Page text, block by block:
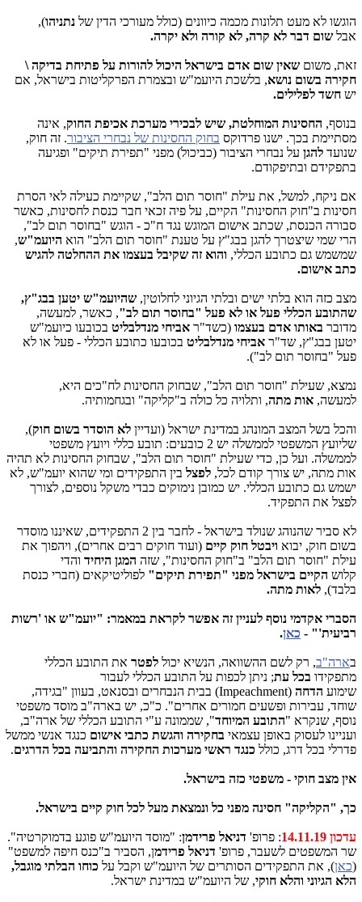
הוגשו לא מעט תלונות מכמה כיוונים (כולל מעורכי הדין של נתניהו),
אבל שום דבר לא קרה, לא קורה ולא יקרה.
זאת, משום שאין שום אדם בישראל היכול להורות על פתיחת בדיקה \
חקירה בשום נושא, בלשכת היועמ"ש ובצמרת הפרקליטות בישראל, אם
יש חשד לפלילים.
בנוסף, החסינות המוחלטת, שיש לבכירי מערכת אכיפת החוק, אינה
מסתיימת בכך. ישנו פרדוקס בחוק החסינות של נבחרי הציבור. זה חוק,
שנועד להגן על נבחרי הציבור (כביכול) מפני "תפירת תיקים" ופגיעה
בתפקידם ובתיפקודם.
אם ניקח, למשל, את עילת "חוסר תום הלב", שקיימת כעילה לאי הסרת
חסינות ב"חוק החסינות" הקיים, על פיה זכאי חבר כנסת לחסינות, כאשר
סבורה הכנסת, שכתב אישום המוגש נגד ח"כ - הוגש "בחוסר תום לב",
הרי שמי שיצטרך להגן בבג"ץ על טענת "חוסר תום הלב" הוא היועמ"ש,
שמשמש גם כתובע הכללי, והוא זה שקיבל בעצמו את ההחלטה להגיש
כתב אישום.
מצב כזה הוא בלתי ישים ובלתי הגיוני לחלוטין, שהיועמ"ש יטען בבג"ץ,
שהתובע הכללי פעל או לא פעל "בחוסר תום לב", כאשר, למעשה,
מדובר באותו אדם בעצמו (כשד"ר אביחי מנדלבליט בכובעו כיועמ"ש
יטען בבג"ץ, שד"ר אביחי מנדלבליט בכובעו כתובע הכללי - פעל או לא
פעל "בחוסר תום לב").
נמצא, שעילת "חוסר תום הלב", שבחוק החסינות לח"כים היא,
למעשה, אות מתה, ותלויה כל כולה ב"קליקה" ובגחמותיה.
והכל בשל המצב המונהג במדינת ישראל (ועדיין לא הוסדר בשום חוק),
שליועץ המשפטי לממשלה יש 2 כובעים: תובע כללי ויועץ משפטי
לממשלה. ועל כן, כדי שעילת "חוסר תום הלב", שבחוק החסינות לא תהיה
אות מתה, יש צורך קודם לכל, לפצל בין התפקידים ומי שהוא יועמ"ש, לא
ישמש גם כתובע הכללי. יש כמובן נימוקים כבדי משקל נוספים, לצורך
לפצל את התפקיד.
לא סביר שהנוהג שנולד בישראל - לחבר בין 2 התפקידים, שאיננו מוסדר
בשום חוק, יבוא ויבטל חוק קיים (ועוד חוקים רבים אחרים), ויהפוך את
עילת "חוסר תום הלב" ב"חוק החסינות", שזה המגן היחיד והדי
קלוש הקיים בישראל מפני "תפירת תיקים" לפוליטיקאים (חברי כנסת
בלבד), לאות מתה.
הסברי אקדמי נוסף לעניין זה אפשר לקראת במאמר: "יועמ"ש או 'רשות
רביעית'" - כאן.
בארה"ב, רק לשם ההשוואה, הנשיא יכול לפטר את התובע הכללי
מתפקידו בכל עת; ניתן לכפות על התובע הכללי לעבור
שימוע הדחה
(Impeachment) בבית הנבחרים ובסנאט, בעוון "בגידה,
שוחד, עבירות ופשעים חמורים אחרים". כ"כ, יש בארה"ב מוסד משפטי
נוסף, שנקרא "התובע המיוחד", שממונה ע"י התובע הכללי של ארה"ב,
ועניינו לעסוק באופן עצמאי בחקירה והגשת כתבי אישום כנגד אנשי ממשל
פדרלי בכל דרג, כולל כנגד ראשי מערכות החקירה והתביעה בכל הדרגים.
אין מצב חוקי - משפטי כזה בישראל.
כך, "הקליקה" חסינה מפני כל ונמצאת מעל לכל חוק קיים בישראל.
עדכון 14.11.19 : פרופ' דניאל פרידמן: "מוסד היועמ"ש פוגע בדמוקרטיה".
שר המשפטים לשעבר, פרופ' דניאל פרידמן, הסביר ב"כנס חיפה למשפט"
(כאן), את התפקידים הסותרים של היועמ"ש וקבל על כוחו הבלתי מוגבל,
הלא הגיוני והלא חוקי, של היועמ"ש במדינת ישראל.